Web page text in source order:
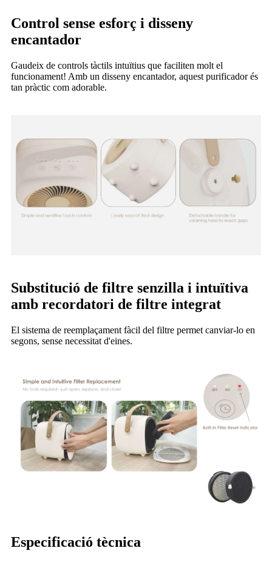
Control sense esforç i disseny
encantador
Gaudeix de controls tàctils intuïtius que faciliten molt el
funcionament! Amb un disseny encantador, aquest purificador és
tan pràctic com adorable.
Substitució de filtre senzilla i intuïtiva
amb recordatori de filtre integrat
El sistema de reemplaçament fàcil del filtre permet canviar-lo en
segons, sense necessitat d'eines.
Especificació tècnica